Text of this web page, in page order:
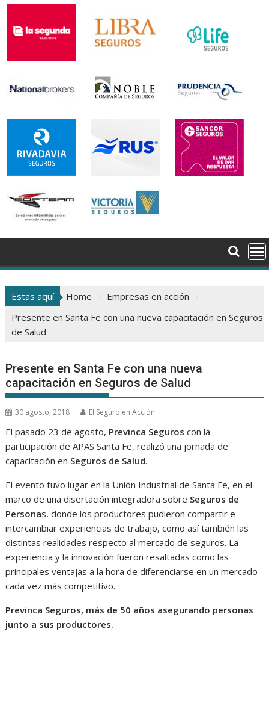
Estas aquí Home
Empresas en acción
Presente en Santa Fe con una nueva capacitación en Seguros
de Salud
Presente en Santa Fe con una nueva
capacitación en Seguros de Salud
30 agosto, 2018 El Seguro en Acción
El pasado 23 de agosto, Previnca Seguros con la
participación de APAS Santa Fe, realizó una jornada de
capacitación en Seguros de Salud.
El evento tuvo lugar en la Unión Industrial de Santa Fe, en el
marco de una disertación integradora sobre Seguros de
Personas, donde los productores pudieron compartir e
intercambiar experiencias de trabajo, como así también las
distintas realidades respecto al mercado de seguros. La
experiencia y la innovación fueron resaltadas como las
principales ventajas a la hora de diferenciarse en un mercado
cada vez más competitivo.
Previnca Seguros, más de 50 años asegurando personas
junto a sus productores.